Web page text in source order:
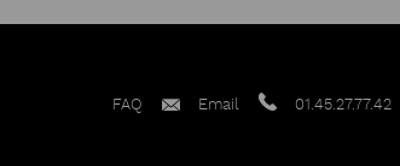
FAQ Email 01.45.27.77.42